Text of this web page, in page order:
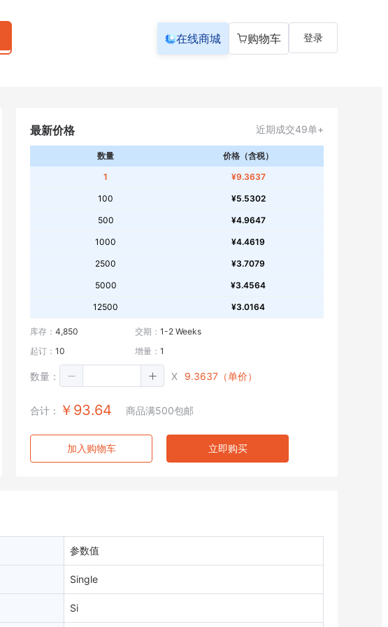
在线商城 购物车 登录
最新价格 近期成交49单+
数量
价格（含税）
1
¥9.3637
100 ¥5.5302
500 ¥4.9647
1000 ¥4.4619
2500 ¥3.7079
5000 ¥3.4564
12500 ¥3.0164
库存： 4,850 交期： 1-2 Weeks
起订： 10 增量： 1
数量： X 9.3637（单价）
合计： ￥93.64 商品满500包邮
加入购物车 立即购买
参数值
Single
Si